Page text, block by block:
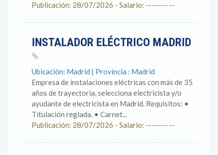
Publicación: 28/07/2026 - Salario: ----------
INSTALADOR ELÉCTRICO MADRID
Ubicación: Madrid | Provincia : Madrid
Empresa de instalaciones eléctricas con más de 35
años de trayectoria, selecciona electricista y/o
ayudante de electricista en Madrid. Requisitos: •
Titulación reglada. • Carnet...
Publicación: 28/07/2026 - Salario: ----------